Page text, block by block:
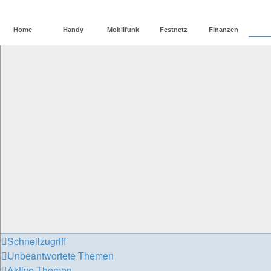
Home Handy Mobilfunk Festnetz Finanzen
Schnellzugriff
Unbeantwortete Themen